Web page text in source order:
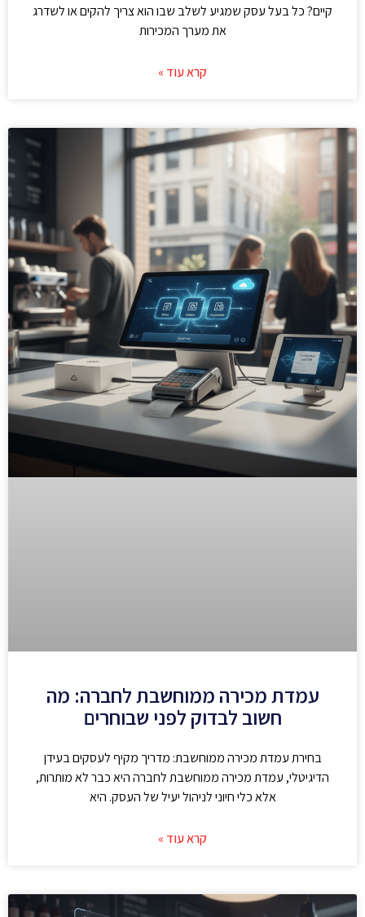
קיים? כל בעל עסק שמגיע לשלב שבו הוא צריך להקים או לשדרג
את מערך המכירות
קרא עוד »
עמדת מכירה ממוחשבת לחברה: מה
חשוב לבדוק לפני שבוחרים
בחירת עמדת מכירה ממוחשבת: מדריך מקיף לעסקים בעידן
הדיגיטלי, עמדת מכירה ממוחשבת לחברה היא כבר לא מותרות,
אלא כלי חיוני לניהול יעיל של העסק. היא
קרא עוד »